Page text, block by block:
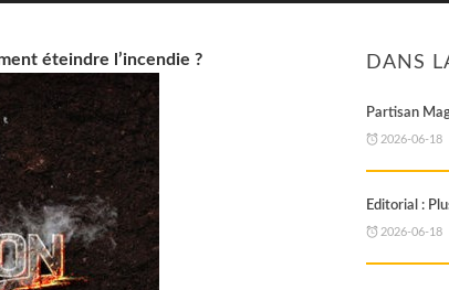
éteindre l’incendie ? DANS
Partisan
2026-06-18
Editorial :
2026-06-18